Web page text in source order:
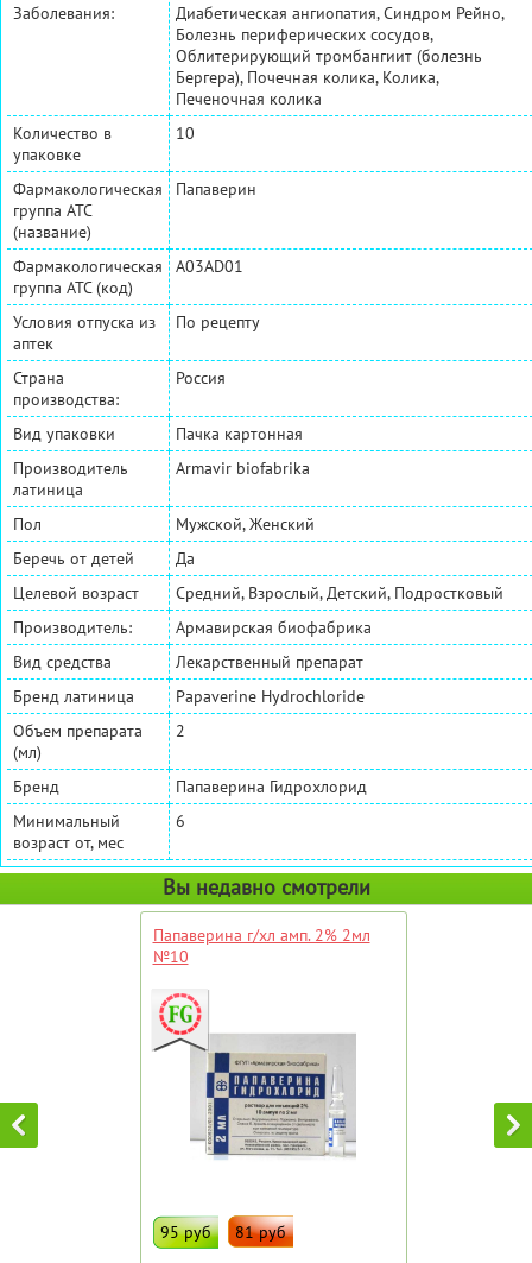
Заболевания:
Диабетическая ангиопатия, Синдром Рейно,
Болезнь периферических сосудов,
Облитерирующий тромбангиит (болезнь
Бергера), Почечная колика, Колика,
Печеночная колика
Количество в
упаковке
10
Фармакологическая
группа АТС
(название)
Папаверин
Фармакологическая
группа АТС (код)
A03AD01
Условия отпуска из
аптек
По рецепту
Страна
производства:
Россия
Вид упаковки
Пачка картонная
Производитель
латиница
Armavir biofabrika
Пол
Мужской, Женский
Беречь от детей
Да
Целевой возраст
Средний, Взрослый, Детский, Подростковый
Производитель:
Армавирская биофабрика
Вид средства
Лекарственный препарат
Бренд латиница
Papaverine Hydrochloride
Объем препарата
(мл)
2
Бренд
Папаверина Гидрохлорид
Минимальный
возраст от, мес
6
Вы недавно смотрели
Папаверина г/хл амп. 2% 2мл
№10
95 руб 81 руб